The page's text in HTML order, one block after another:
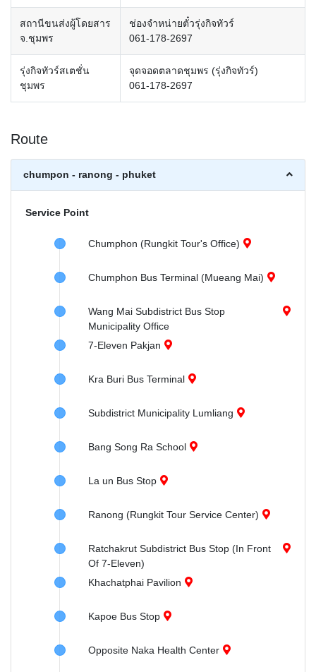
สถานีขนส่งผู้โดยสาร
จ.ชุมพร
ช่องจำหน่ายตั๋วรุ่งกิจทัวร์
061-178-2697
รุ่งกิจทัวร์สเตชั่น
ชุมพร
จุดจอดตลาดชุมพร (รุ่งกิจทัวร์)
061-178-2697
Route
chumpon - ranong - phuket
Service Point
Chumphon (Rungkit Tour's Office)
Chumphon Bus Terminal (Mueang Mai)
Wang Mai Subdistrict Bus Stop
Municipality Office
7-Eleven Pakjan
Kra Buri Bus Terminal
Subdistrict Municipality Lumliang
Bang Song Ra School
La un Bus Stop
Ranong (Rungkit Tour Service Center)
Ratchakrut Subdistrict Bus Stop (In Front
Of 7-Eleven)
Khachatphai Pavilion
Kapoe Bus Stop
Opposite Naka Health Center